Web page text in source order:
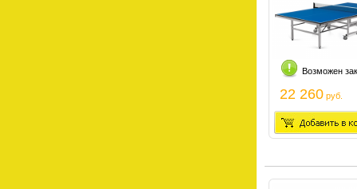
Возможен
22 260 руб.